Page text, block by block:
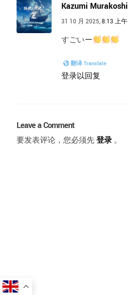
Kazumi Murakoshi
31 10 月 2025,8:13 上午
すごいー
翻译 Translate
登录以回复
Leave a Comment
要发表评论，您必须先 登录 。